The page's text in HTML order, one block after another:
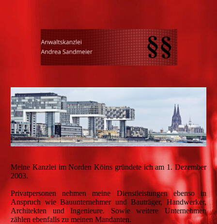
Meine Kanzlei im Norden Kölns gründete ich am 1. Dezember
2003.
Privatpersonen nehmen meine Dienstleistungen ebenso in
Anspruch wie Bauunternehmer und Bauträger, Handwerker,
Architekten und Ingenieure. Sowie weitere Unternehmen
zählen ebenfalls zu meinen Mandanten.